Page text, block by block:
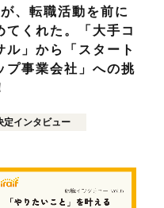
、転職活動を前に
てくれた。「大手コ
ル」から「スタート
プ事業会社」への挑
定インタビュー